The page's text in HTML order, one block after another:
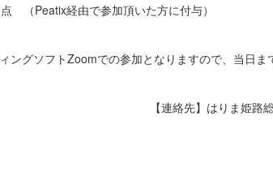
（Peatix経由で参加頂いた方に付与）
ングソフトZoomでの参加となりますので、当日ま
【連絡先】はりま姫